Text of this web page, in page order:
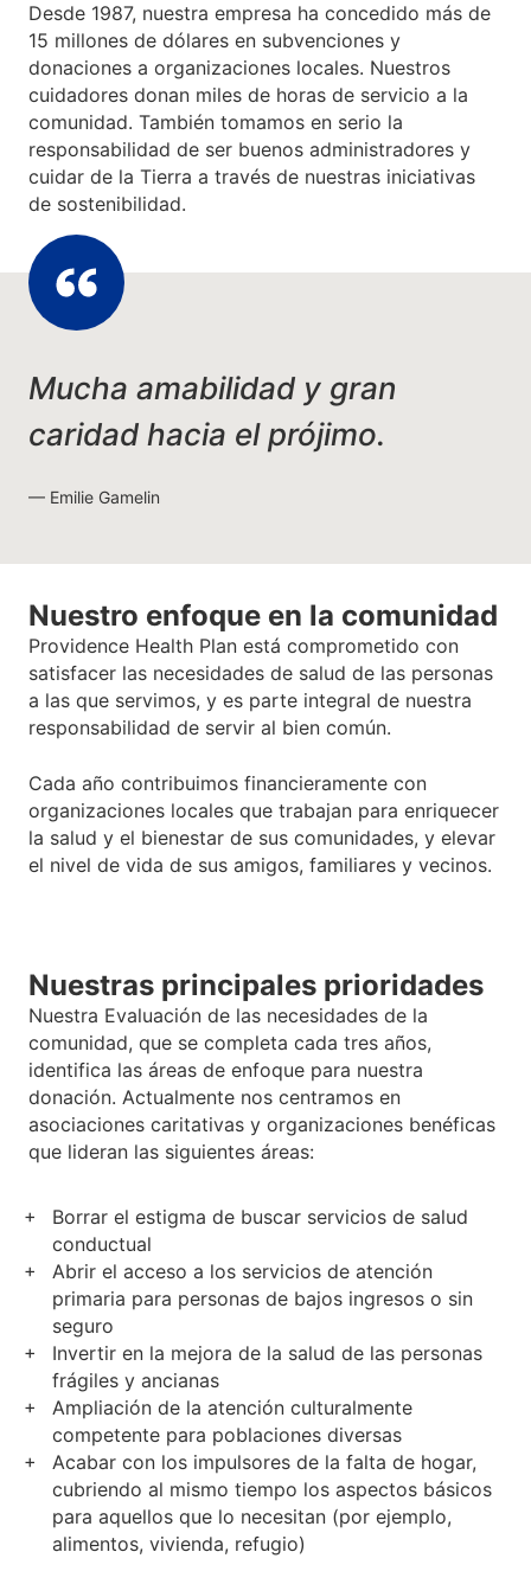
Desde 1987, nuestra empresa ha concedido más de
15 millones de dólares en subvenciones y
donaciones a organizaciones locales. Nuestros
cuidadores donan miles de horas de servicio a la
comunidad. También tomamos en serio la
responsabilidad de ser buenos administradores y
cuidar de la Tierra a través de nuestras iniciativas
de sostenibilidad.
Mucha amabilidad y gran
caridad hacia el prójimo.
Emilie Gamelin
Nuestro enfoque en la comunidad
Providence Health Plan está comprometido con
satisfacer las necesidades de salud de las personas
a las que servimos, y es parte integral de nuestra
responsabilidad de servir al bien común.
Cada año contribuimos financieramente con
organizaciones locales que trabajan para enriquecer
la salud y el bienestar de sus comunidades, y elevar
el nivel de vida de sus amigos, familiares y vecinos.
Nuestras principales prioridades
Nuestra Evaluación de las necesidades de la
comunidad, que se completa cada tres años,
identifica las áreas de enfoque para nuestra
donación. Actualmente nos centramos en
asociaciones caritativas y organizaciones benéficas
que lideran las siguientes áreas:
Borrar el estigma de buscar servicios de salud
conductual
Abrir el acceso a los servicios de atención
primaria para personas de bajos ingresos o sin
seguro
Invertir en la mejora de la salud de las personas
frágiles y ancianas
Ampliación de la atención culturalmente
competente para poblaciones diversas
Acabar con los impulsores de la falta de hogar,
cubriendo al mismo tiempo los aspectos básicos
para aquellos que lo necesitan (por ejemplo,
alimentos, vivienda, refugio)